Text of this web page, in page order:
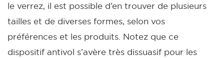
le verrez, il est possible d’en trouver de plusieurs
tailles et de diverses formes, selon vos
préférences et les produits. Notez que ce
dispositif antivol s’avère très dissuasif pour les